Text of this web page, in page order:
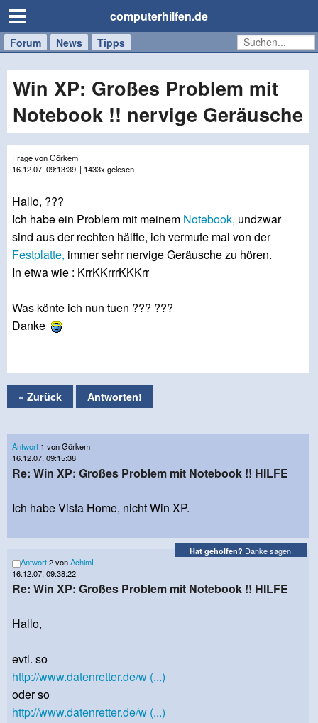
computerhilfen.de
Forum News Tipps
Handy
Tablet
Windows
Mac
Win XP: Großes Problem mit
Notebook !! nervige Geräusche
Frage von Görkem
16.12.07, 09:13:39 | 1433x gelesen
Hallo, ???
Ich habe ein Problem mit meinem Notebook, undzwar
sind aus der rechten hälfte, ich vermute mal von der
Festplatte, immer sehr nervige Geräusche zu hören.
In etwa wie : KrrKKrrrKKKrr
Was könte ich nun tuen ??? ???
Danke
« Zurück Antworten!
Antwort 1 von Görkem
16.12.07, 09:15:38
Re: Win XP: Großes Problem mit Notebook !! HILFE
Ich habe Vista Home, nicht Win XP.
Hat geholfen? Danke sagen!
Antwort2 vonAchimL
16.12.07, 09:38:22
Re: Win XP: Großes Problem mit Notebook !! HILFE
Hallo,
evtl. so
http://www.datenretter.de/w (...)
oder so
http://www.datenretter.de/w (...)